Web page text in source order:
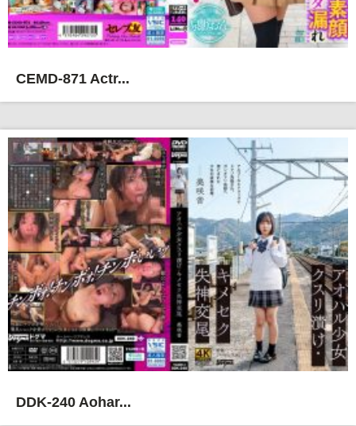
CEMD-871 Actr...
DDK-240 Aohar...